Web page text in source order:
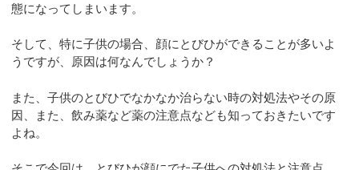
態になってしまいます。
そして、特に子供の場合、顔にとびひができることが多いよ
うですが、原因は何なんでしょうか？
また、子供のとびひでなかなか治らない時の対処法やその原
因、また、飲み薬など薬の注意点なども知っておきたいです
よね。